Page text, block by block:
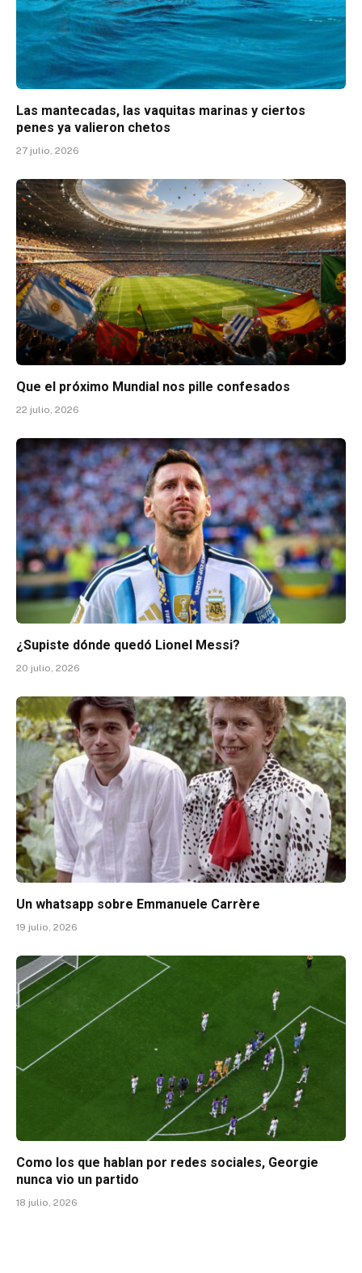
Las mantecadas, las vaquitas marinas y ciertos
penes ya valieron chetos
27 julio, 2026
Que el próximo Mundial nos pille confesados
22 julio, 2026
¿Supiste dónde quedó Lionel Messi?
20 julio, 2026
Un whatsapp sobre Emmanuele Carrère
19 julio, 2026
Como los que hablan por redes sociales, Georgie
nunca vio un partido
18 julio, 2026